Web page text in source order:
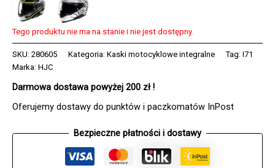
Tego produktu nie ma na stanie i nie jest dostępny.
SKU: 280605 Kategoria: Kaski motocyklowe integralne Tag: I71
Marka: HJC
Darmowa dostawa powyżej 200 zł !
Oferujemy dostawy do punktów i paczkomatów InPost
Bezpieczne płatności i dostawy